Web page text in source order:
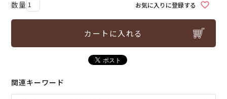
お気に入りに登録する
カートに入れる
関連キーワード